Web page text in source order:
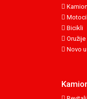
Bicikli
Oružije
Novo